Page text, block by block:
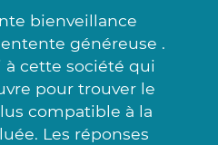
bienveillance
généreuse .
cette société qui
pour trouver le
compatible à la
Les réponses